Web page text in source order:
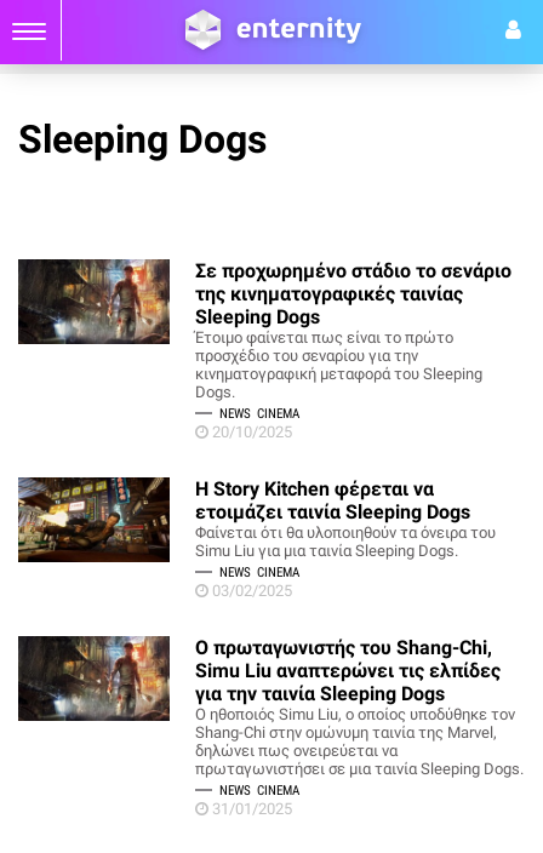
Sleeping Dogs
Σε προχωρημένο στάδιο το σενάριο
της κινηματογραφικές ταινίας
Sleeping Dogs
Έτοιμο φαίνεται πως είναι το πρώτο
προσχέδιο του σεναρίου για την
κινηματογραφική μεταφορά του Sleeping
Dogs.
NEWS CINEMA
20/10/2025
Η Story Kitchen φέρεται να
ετοιμάζει ταινία Sleeping Dogs
Φαίνεται ότι θα υλοποιηθούν τα όνειρα του
Simu Liu για μια ταινία Sleeping Dogs.
NEWS CINEMA
03/02/2025
Ο πρωταγωνιστής του Shang-Chi,
Simu Liu αναπτερώνει τις ελπίδες
για την ταινία Sleeping Dogs
Ο ηθοποιός Simu Liu, ο οποίος υποδύθηκε τον
Shang-Chi στην ομώνυμη ταινία της Marvel,
δηλώνει πως ονειρεύεται να
πρωταγωνιστήσει σε μια ταινία Sleeping Dogs.
NEWS CINEMA
31/01/2025